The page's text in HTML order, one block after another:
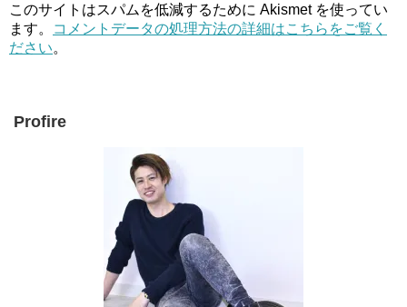
このサイトはスパムを低減するために Akismet を使ってい
ます。
コメントデータの処理方法の詳細はこちらをご覧く
ださい。
Profire